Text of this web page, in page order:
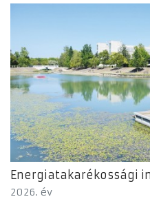
Energiatakarékossági
2026. év